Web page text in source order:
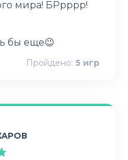
мира! БРрррр!
бы еще😉
Пройдено: 5 игр